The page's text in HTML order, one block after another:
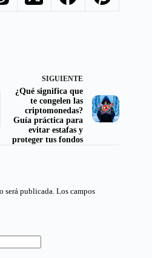
SIGUIENTE
¿Qué significa que
te congelen las
criptomonedas?
Guía práctica para
evitar estafas y
proteger tus fondos
será publicada. Los campos